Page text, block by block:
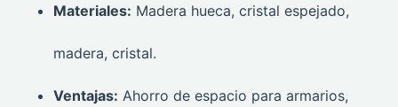
Materiales: Madera hueca, cristal espejado,
madera, cristal.
Ventajas: Ahorro de espacio para armarios,